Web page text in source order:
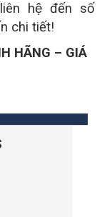
hệ đến số
chi tiết!
HÃNG – GIÁ